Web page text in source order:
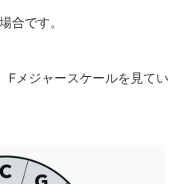
合です。
Fメジャースケールを見てい